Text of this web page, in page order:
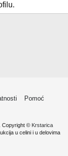
Pomoć
Copyright © Krstarica
u celini i u delovima